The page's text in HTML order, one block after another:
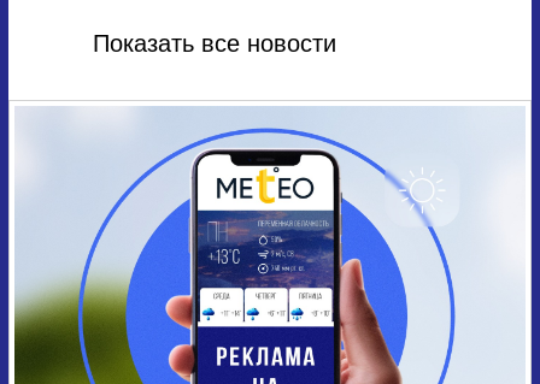
Показать все новости